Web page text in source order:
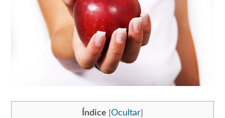
Índice Ocultar